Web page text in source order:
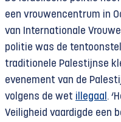
een vrouwencentrum in
van Internationale
politie was de
traditionele Palestijnse
evenement van de
volgens de wet illegaal .
Veiligheid vaardigde een